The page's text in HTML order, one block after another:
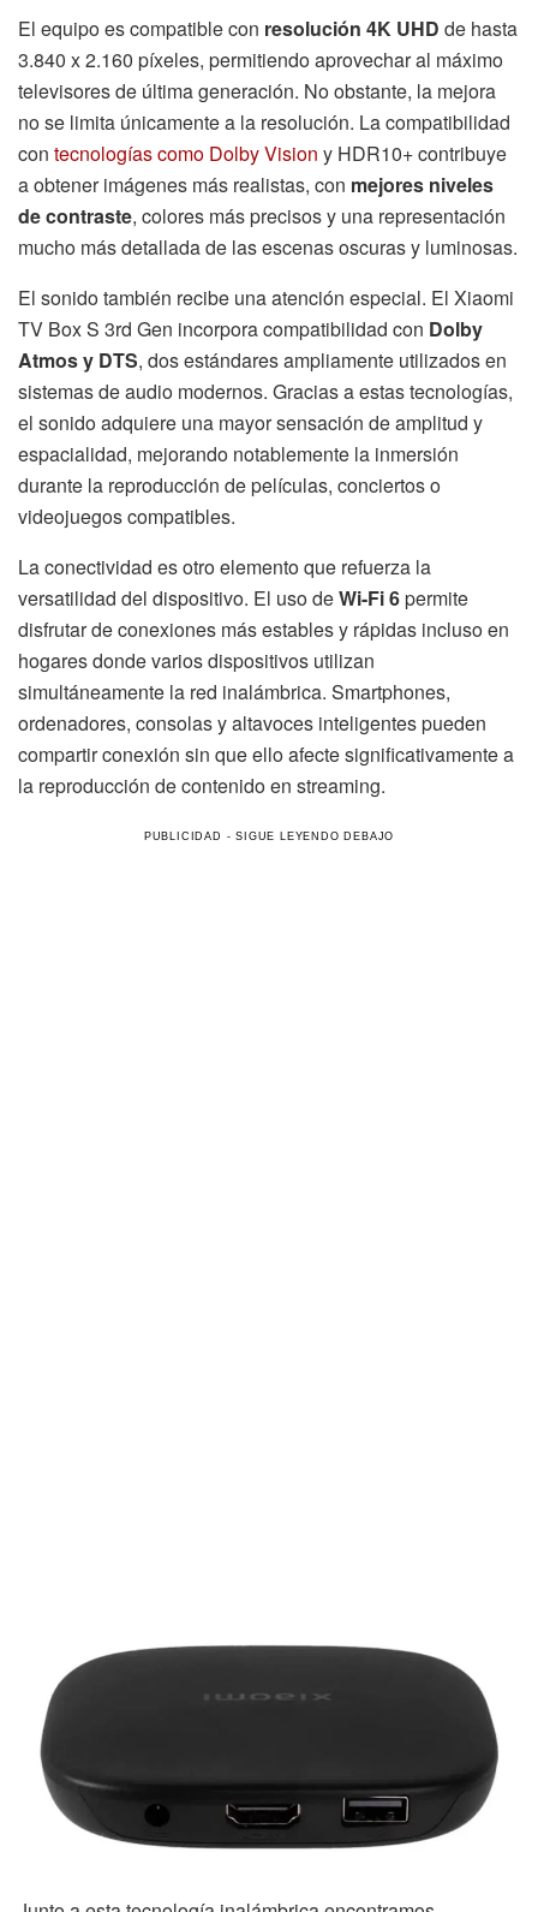
El equipo es compatible con resolución 4K UHD de hasta
3.840 x 2.160 píxeles, permitiendo aprovechar al máximo
televisores de última generación. No obstante, la mejora
no se limita únicamente a la resolución. La compatibilidad
con tecnologías como Dolby Vision y HDR10+ contribuye
a obtener imágenes más realistas, con mejores niveles
de contraste, colores más precisos y una representación
mucho más detallada de las escenas oscuras y luminosas.
El sonido también recibe una atención especial. El Xiaomi
TV Box S 3rd Gen incorpora compatibilidad con Dolby
Atmos y DTS, dos estándares ampliamente utilizados en
sistemas de audio modernos. Gracias a estas tecnologías,
el sonido adquiere una mayor sensación de amplitud y
espacialidad, mejorando notablemente la inmersión
durante la reproducción de películas, conciertos o
videojuegos compatibles.
La conectividad es otro elemento que refuerza la
versatilidad del dispositivo. El uso deWi-Fi 6permite
disfrutar de conexiones más estables y rápidas incluso en
hogares donde varios dispositivos utilizan
simultáneamente la red inalámbrica. Smartphones,
ordenadores, consolas y altavoces inteligentes pueden
compartir conexión sin que ello afecte significativamente a
la reproducción de contenido en streaming.